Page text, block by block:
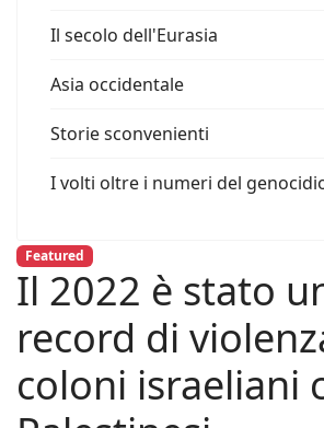
Il secolo dell'Eurasia
Asia occidentale
Storie sconvenienti
I volti oltre i numeri del
Featured
Il 2022 è stato
record di
coloni israeliani